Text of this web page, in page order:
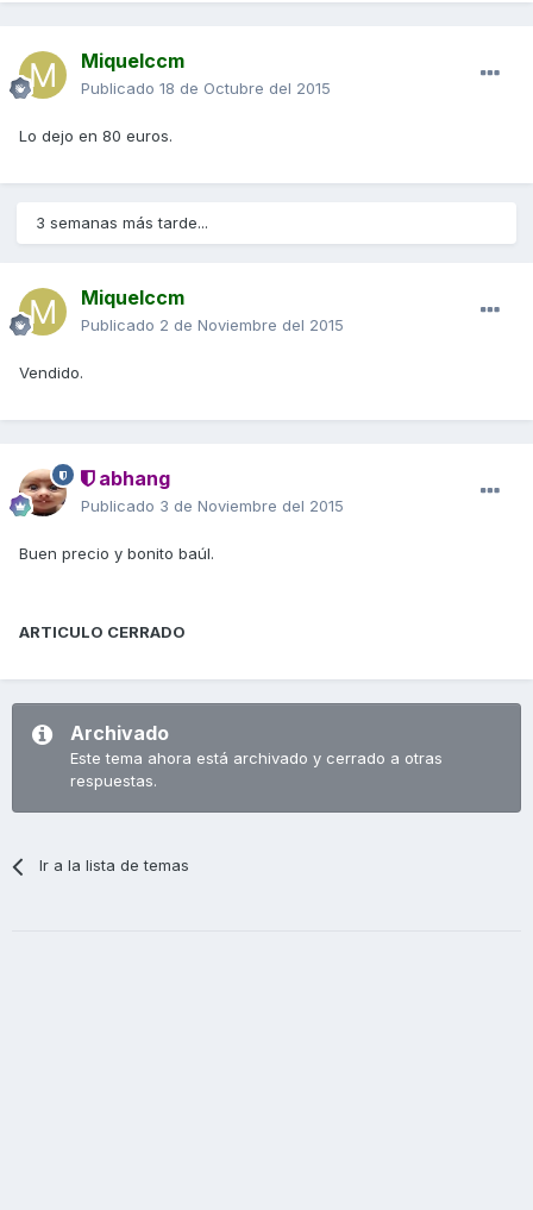
Miquelccm
Publicado 18 de Octubre del 2015
Lo dejo en 80 euros.
3 semanas más tarde...
Miquelccm
Publicado 2 de Noviembre del 2015
Vendido.
abhang
Publicado 3 de Noviembre del 2015
Buen precio y bonito baúl.
ARTICULO CERRADO
Archivado
Este tema ahora está archivado y cerrado a otras
respuestas.
Ir a la lista de temas